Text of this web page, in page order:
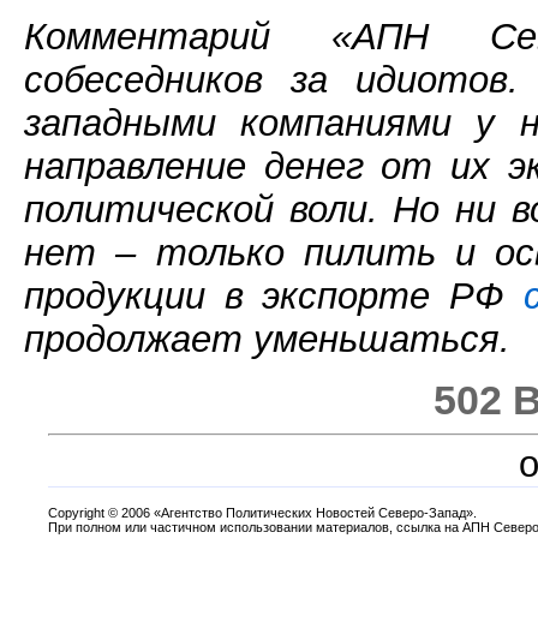
Комментарий «АПН
собеседников за
западными компаниями у
направление денег от их
политической воли. Но ни
нет – только пилить и
продукции в экспорте РФ
продолжает уменьшаться.
502
Copyright © 2006 «Агентство Политических Новостей Северо-Запад».
При полном или частичном использовании материалов, ссылка на АПН